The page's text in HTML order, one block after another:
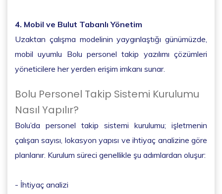
4. Mobil ve Bulut Tabanlı Yönetim
Uzaktan çalışma modelinin yaygınlaştığı günümüzde,
mobil uyumlu Bolu personel takip yazılımı çözümleri
yöneticilere her yerden erişim imkanı sunar.
Bolu Personel Takip Sistemi Kurulumu
Nasıl Yapılır?
Bolu’da personel takip sistemi kurulumu; işletmenin
çalışan sayısı, lokasyon yapısı ve ihtiyaç analizine göre
planlanır. Kurulum süreci genellikle şu adımlardan oluşur:
- İhtiyaç analizi